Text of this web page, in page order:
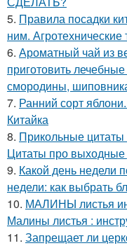
5. Правила посадки
ним. Агротехнические
6. Ароматный чай из
приготовить
смородины,
7. Ранний сорт
Китайка
8. Прикольные
Цитаты про выходные
9. Какой день недели
недели: как выбрать
10. МАЛИНЫ листья
Малины листья :
11. Запрещает ли